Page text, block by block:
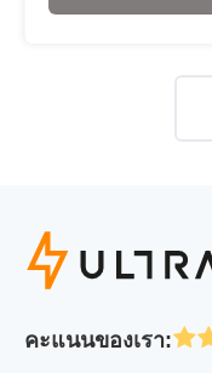
คะแนนของเรา: